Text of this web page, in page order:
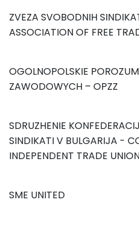
ZVEZA SVOBODNIH
ASSOCIATION OF FREE
OGOLNOPOLSKIE
ZAWODOWYCH – OPZZ
SDRUZHENIE
SINDIKATI V BULGARIJA -
INDEPENDENT TRADE
SME UNITED